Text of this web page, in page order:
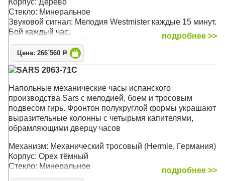
Корпус: Дерево
Стекло: Минеральное
Звуковой сигнал: Мелодия Westmister каждые 15 минут.
Бой каждый час.
подробнее >>
Цена: 266`560 Р
SARS 2063-71С
Напольные механические часы испанского
производства Sars с мелодией, боем и тросовым
подвесом гирь. Фронтон полукруглой формы украшают
выразительные колонны с четырьмя капителями,
обрамляющими дверцу часов
Механизм: Механический тросовый (Hermle, Германия)
Корпус: Орех тёмный
Стекло: Минеральное
Звуковой сигнал: Мелодия Westmister каждый час,
подробнее >>